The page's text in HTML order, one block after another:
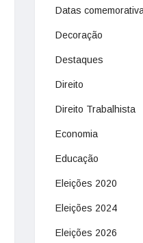
Datas
Decoração
Destaques
Direito
Direito Trabalhista
Economia
Educação
Eleições 2020
Eleições 2024
Eleições 2026